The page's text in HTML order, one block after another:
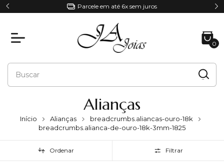
Parcele em até 6x sem juros 5% de desconto |
0
Alianças
Início Alianças
breadcrumbs.aliancas-ouro-18k
breadcrumbs.alianca-de-ouro-18k-3mm-1825
Ordenar Filtrar